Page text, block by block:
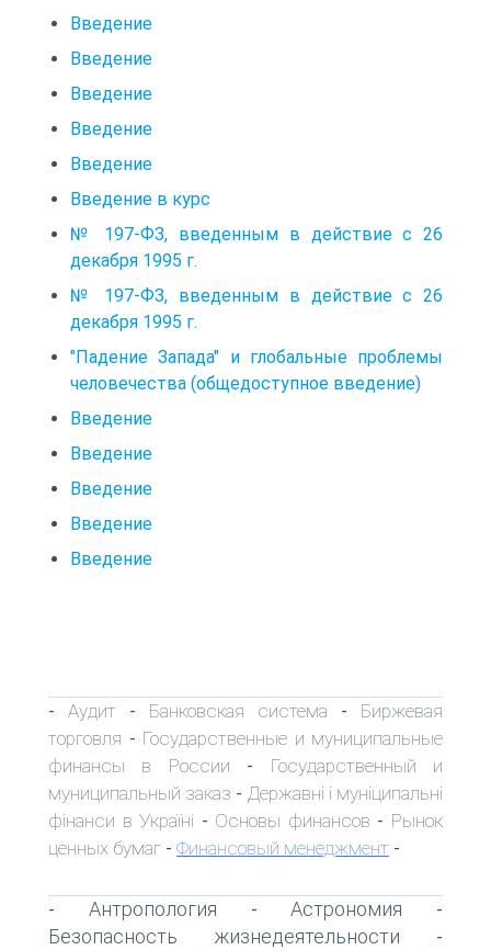
Введение
Введение
Введение
Введение
Введение
Введение в курс
№ 197-ФЗ, введенным в действие с 26
декабря 1995 г.
№ 197-ФЗ, введенным в действие с 26
декабря 1995 г.
"Падение Запада" и глобальные проблемы
человечества (общедоступное введение)
Введение
Введение
Введение
Введение
Введение
- Аудит - Банковская система - Биржевая
торговля - Государственные и муниципальные
финансы в России - Государственный и
муниципальный заказ - Державні і муніципальні
фінанси в Україні - Основы финансов - Рынок
ценных бумаг - Финансовый менеджмент -
- Антропология -Астрономия -
Безопасность жизнедеятельности -